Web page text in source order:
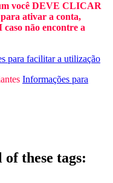
você DEVE CLICAR
ativar a conta,
não encontre a
para facilitar a utilização
Informações para
these tags: